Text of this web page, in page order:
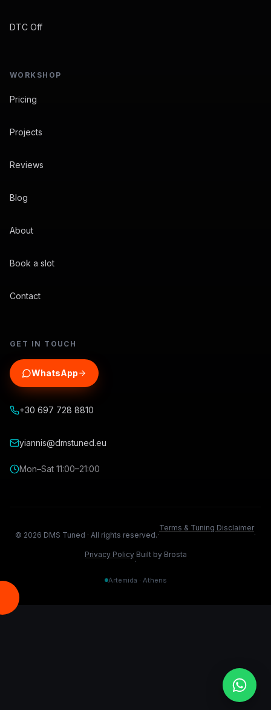
DTC Off
WORKSHOP
Pricing
Projects
Reviews
Blog
About
Book a slot
Contact
GET IN TOUCH
WhatsApp
+30 697 728 8810
yiannis@dmstuned.eu
Mon–Sat 11:00–21:00
© 2026 DMS Tuned · All rights reserved.·
Terms & Tuning Disclaimer
·
Privacy Policy
·
Built by Brosta
Artemida · Athens